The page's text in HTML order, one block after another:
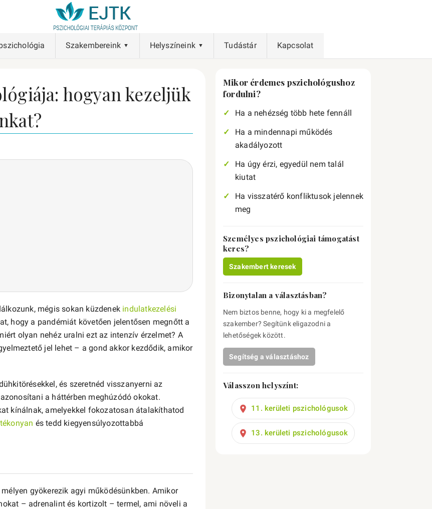
Szakembereink Helyszíneink Tudástár Kapcsolat
hogyan kezeljük
mégis sokan küzdenek indulatkezelési
hogy a pandémiát követően jelentősen megnőtt a
olyan nehéz uralni ezt az intenzív érzelmet? A
jel lehet – a gond akkor kezdődik, amikor
és szeretnéd visszanyerni az
a háttérben meghúzódó okokat.
kínálnak, amelyekkel fokozatosan átalakíthatod
és tedd kiegyensúlyozottabbá
gyökerezik agyi működésünkben. Amikor
– adrenalint és kortizolt – termel, ami növeli a
Mikor érdemes pszichológushoz
fordulni?
Ha a nehézség több hete fennáll
Ha a mindennapi működés
akadályozott
Ha úgy érzi, egyedül nem talál
kiutat
Ha visszatérő konfliktusok jelennek
meg
Személyes pszichológiai támogatást
keres?
Szakembert keresek
Bizonytalan a választásban?
Nem biztos benne, hogy ki a megfelelő
szakember? Segítünk eligazodni a
lehetőségek között.
Segítség a választáshoz
Válasszon helyszínt:
11. kerületi pszichológusok
13. kerületi pszichológusok